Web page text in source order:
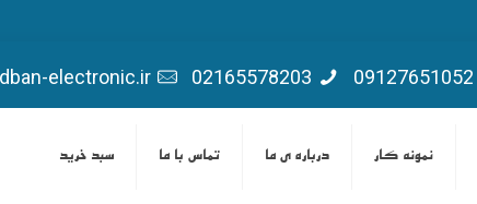
09127651052
02165578203
electronic.ir
نمونه کار درباره ی ما تماس با ما سبد خرید